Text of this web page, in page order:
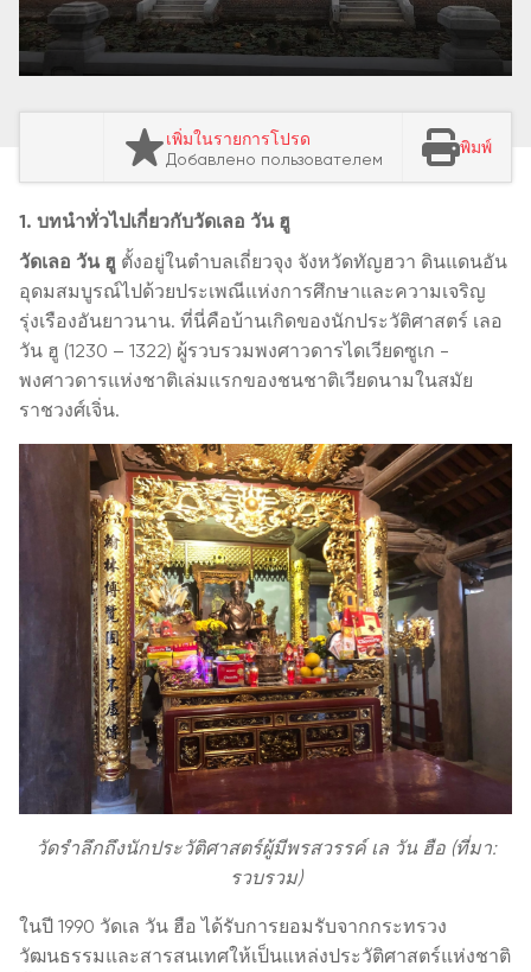
เพิ่มในรายการโปรด
Добавлено пользователем
พิมพ์
1. บทนำทั่วไปเกี่ยวกับวัดเลอ วัน ฮู
วัดเลอ วัน ฮู ตั้งอยู่ในตำบลเถี่ยวจุง จังหวัดทัญฮวา ดินแดนอัน
อุดมสมบูรณ์ไปด้วยประเพณีแห่งการศึกษาและความเจริญ
รุ่งเรืองอันยาวนาน. ที่นี่คือบ้านเกิดของนักประวัติศาสตร์ เลอ
วัน ฮู (1230 – 1322) ผู้รวบรวมพงศาวดารไดเวียดซูเก -
พงศาวดารแห่งชาติเล่มแรกของชนชาติเวียดนามในสมัย
ราชวงศ์เจิ่น.
วัดรำลึกถึงนักประวัติศาสตร์ผู้มีพรสวรรค์ เล วัน ฮือ (ที่มา:
รวบรวม)
ในปี 1990 วัดเล วัน ฮือ ได้รับการยอมรับจากกระทรวง
วัฒนธรรมและสารสนเทศให้เป็นแหล่งประวัติศาสตร์แห่งชาติ